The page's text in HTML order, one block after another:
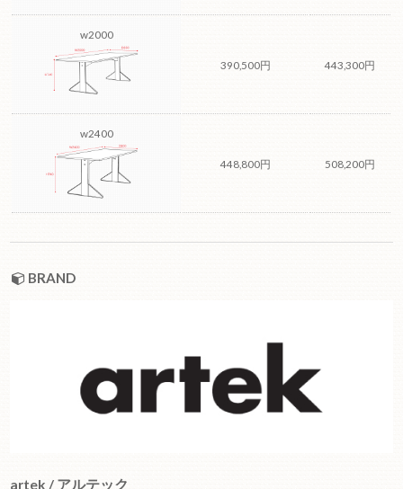
w2000
390,500円 443,300円
w2400
448,800円 508,200円
BRAND
artek / アルテック